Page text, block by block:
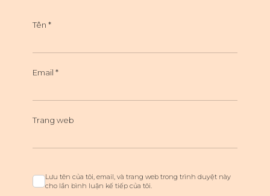
Tên *
Email *
Trang web
Lưu tên của tôi, email, và trang web trong trình duyệt này
cho lần bình luận kế tiếp của tôi.